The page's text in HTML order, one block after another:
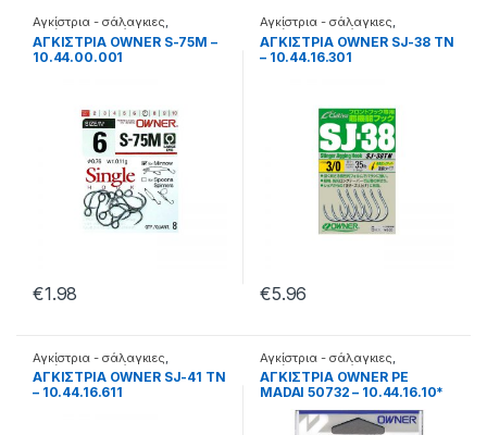
Αγκίστρια - σάλαγκιες
Αγκίστρια σε φάκελα
ΑΓΚΙΣΤΡΙΑ OWNER S-75M –
10.44.00.001
€1.98
Αγκίστρια - σάλαγκιες
Αγκίστρια σε φάκελα
ΑΓΚΙΣΤΡΙΑ OWNER SJ-38 TN
– 10.44.16.301
€5.96
Αγκίστρια - σάλαγκιες
Αγκίστρια σε φάκελα
ΑΓΚΙΣΤΡΙΑ OWNER SJ-41 TN
– 10.44.16.611
Αγκίστρια - σάλαγκιες
Αγκίστρια σε φάκελα
ΑΓΚΙΣΤΡΙΑ OWNER PE
MADAI 50732 – 10.44.16.10*